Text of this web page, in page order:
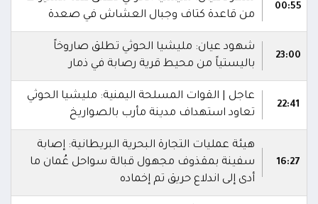
00:55
من قاعدة كتاف وجبال العشاش في صعدة
23:00
شهود عيان: مليشيا الحوثي تطلق صاروخاً
باليستياً من محيط قرية رصابة في ذمار
22:41
عاجل | القوات المسلحة اليمنية: مليشيا الحوثي
تعاود استهداف مدينة مأرب بالصواريخ
16:27
هيئة عمليات التجارة البحرية البريطانية: إصابة
سفينة بمقذوف مجهول قبالة سواحل عُمان ما
أدى إلى اندلاع حريق تم إخماده